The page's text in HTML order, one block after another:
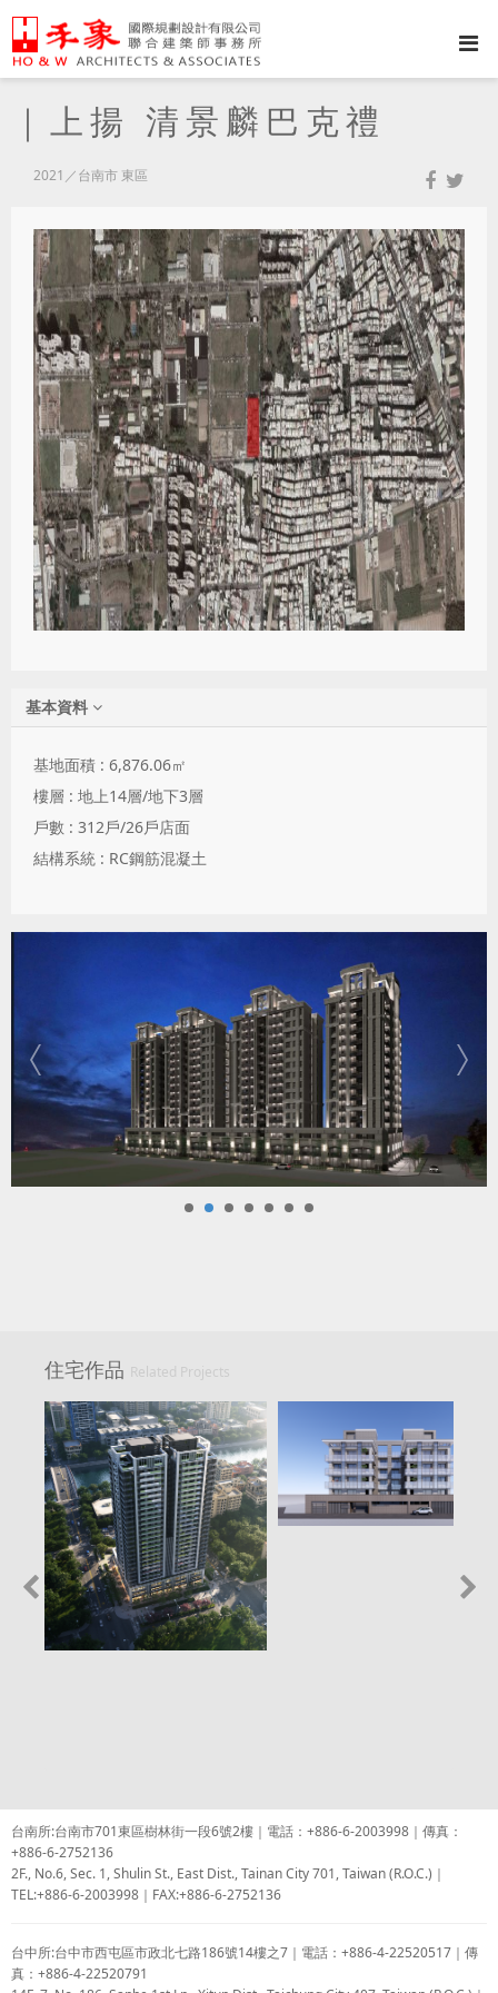
｜上揚 清景麟巴克禮
2021／台南市 東區
基本資料
基地面積 : 6,876.06㎡
樓層 : 地上14層/地下3層
戶數 : 312戶/26戶店面
結構系統 : RC鋼筋混凝土
住宅作品 Related Projects
台南所:台南市701東區樹林街一段6號2樓｜電話：+886-6-2003998｜傳真：
+886-6-2752136
2F., No.6, Sec. 1, Shulin St., East Dist., Tainan City 701, Taiwan (R.O.C.)｜
TEL:+886-6-2003998｜FAX:+886-6-2752136
台中所:台中市西屯區市政北七路186號14樓之7｜電話：+886-4-22520517｜傳
真：+886-4-22520791